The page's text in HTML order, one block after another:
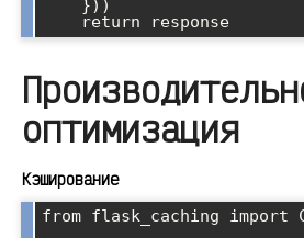
оптимизация
Кэширование
from flask_caching import